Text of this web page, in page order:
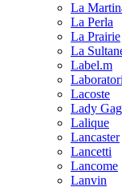
La
La Perla
La Prairie
La
Label.m
Lacoste
Lady
Lalique
Lancaster
Lancetti
Lancome
Lanvin